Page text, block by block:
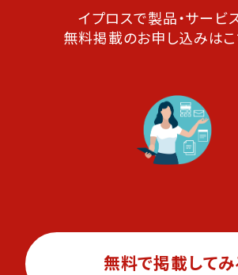
イプロスで製品・サービ
無料掲載のお申し込みはこ
無料で掲載してみ